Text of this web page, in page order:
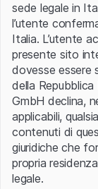
sede legale in
l’utente
Italia. L’utente
presente sito
dovesse essere
della
GmbH declina,
applicabili,
contenuti di
giuridiche che
propria
legale.